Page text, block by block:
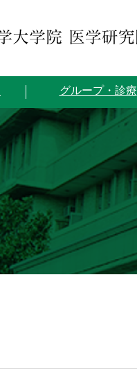
グループ・診療